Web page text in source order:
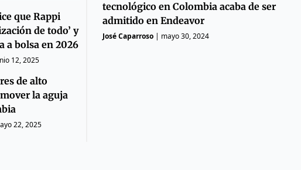
que Rappi
de todo’ y
a bolsa en 2026
12, 2025
de alto
la aguja
22, 2025
tecnológico en Colombia acaba de ser
admitido en Endeavor
José Caparroso| mayo 30, 2024